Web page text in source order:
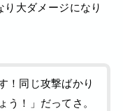
大ダメージになり
！同じ攻撃ばかり
う！」だってさ。